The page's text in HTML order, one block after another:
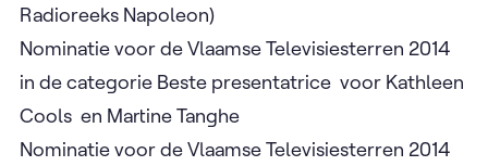
Radioreeks Napoleon)
Nominatie voor de Vlaamse Televisiesterren 2014
in de categorie Beste presentatrice voor Kathleen
Cools en Martine Tanghe
Nominatie voor de Vlaamse Televisiesterren 2014